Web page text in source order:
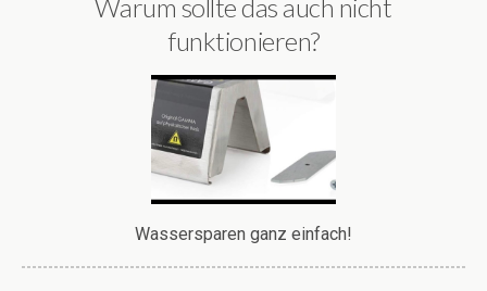
Warum sollte das auch nicht
funktionieren?
Wassersparen ganz einfach!